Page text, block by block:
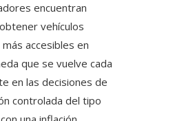
encuentran
vehículos
accesibles en
que se vuelve cada
en las decisiones de
controlada del tipo